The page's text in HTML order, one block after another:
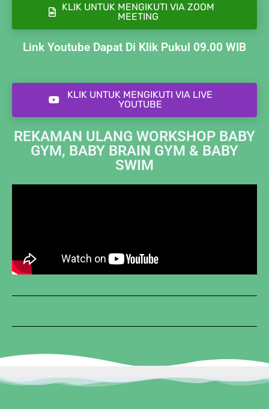
KLIK UNTUK MENGIKUTI VIA ZOOM
MEETING
Link Youtube Dapat Di Klik Pukul 09.00 WIB
KLIK UNTUK MENGIKUTI VIA LIVE
YOUTUBE
REKAMAN ULANG WORKSHOP BABY
GYM, BABY BRAIN GYM & BABY
SWIM